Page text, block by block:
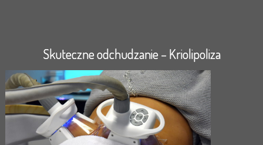
Skuteczne odchudzanie – Kriolipoliza